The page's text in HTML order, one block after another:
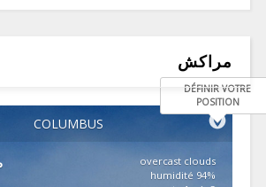
مراكش
COLUMBUS
DÉFINIR VOTRE
POSITION
overcast clouds
94% humidité